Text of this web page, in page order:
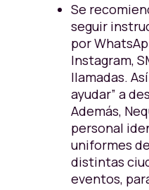
Se
seguir
por
Instagram,
llamadas.
ayudar” a
Además,
personal
uniformes
distintas
eventos,